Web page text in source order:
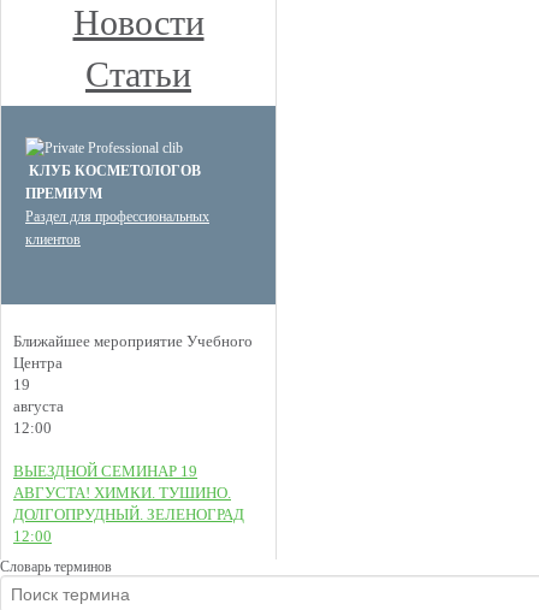
Новости
Статьи
КЛУБ КОСМЕТОЛОГОВ
ПРЕМИУМ
Раздел для профессиональных
клиентов
Ближайшее мероприятие Учебного
Центра
19
августа
12:00
ВЫЕЗДНОЙ СЕМИНАР 19
АВГУСТА! ХИМКИ. ТУШИНО.
ДОЛГОПРУДНЫЙ. ЗЕЛЕНОГРАД
12:00
Словарь терминов